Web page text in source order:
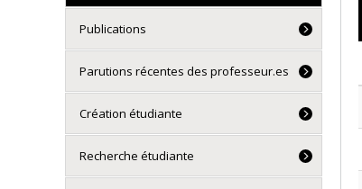
Publications
Parutions récentes des professeur.es
Création étudiante
Recherche étudiante